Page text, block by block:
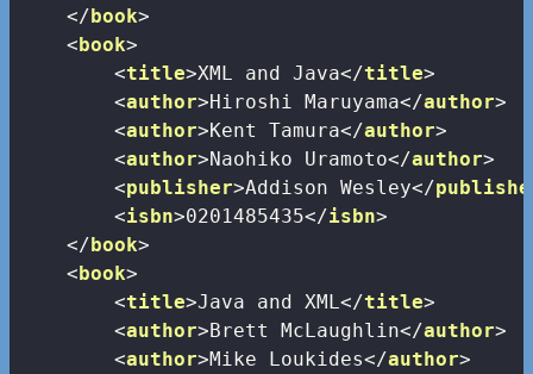
</book>
<book>
<title>XML and Java</title>
<author>Hiroshi Maruyama</author>
<author>Kent Tamura</author>
<author>Naohiko Uramoto</author>
<publisher>Addison Wesley</
<isbn>0201485435</isbn>
</book>
<book>
<title>Java and XML</title>
<author>Brett McLaughlin</author>
<author>Mike Loukides</author>